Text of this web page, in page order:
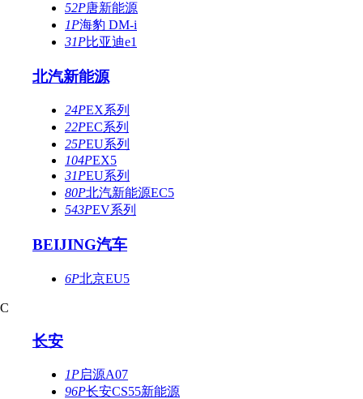
52P唐新能源
1P海豹 DM-i
31P比亚迪e1
北汽新能源
24PEX系列
22PEC系列
25PEU系列
104PEX5
31PEU系列
80P北汽新能源EC5
543PEV系列
BEIJING汽车
6P北京EU5
C
长安
1P启源A07
96P长安CS55新能源